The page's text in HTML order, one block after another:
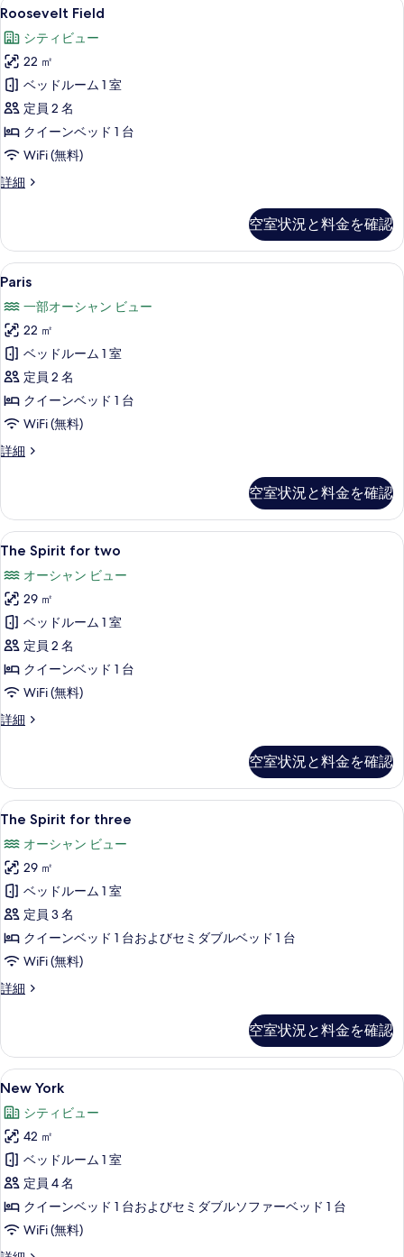
す
る
Field
の
す
べ
て
の
写
真
示
す
る
3
Roosevelt Field
シティビュー
22 ㎡
ベッドルーム 1 室
定員 2 名
クイーンベッド 1 台
WiFi (無料)
詳細
Roosevelt
細
空室状況と料金を確認
Paris
の
す
べ
て
の
写
真
を
示
す
る
Paris | セーフティボックス (室内)、
4
Paris
一部オーシャン ビュー
22 ㎡
ベッドルーム 1 室
定員 2 名
クイーンベッド 1 台
WiFi (無料)
詳細
Paris
空室状況と料金を確認
The
Spirit
for
two
の
す
べ
て
の
を
表
示
す
る
セーフティボックス (室内)、防音設
7
The Spirit for two
オーシャン ビュー
29 ㎡
ベッドルーム 1 室
定員 2 名
クイーンベッド 1 台
WiFi (無料)
詳細
The
の
詳
細
空室状況と料金を確認
The
Spirit
for
three
の
す
べ
て
の
を
表
示
す
る
セーフティボックス (室内)、防音設
3
The Spirit for three
オーシャン ビュー
29 ㎡
ベッドルーム 1 室
定員 3 名
クイーンベッド 1 台およびセミダブルベッド 1 台
WiFi (無料)
詳細
The
の
詳
細
空室状況と料金を確認
New
York
の
す
べ
て
の
写
New York | セーフティボックス (室
5
New York
シティビュー
42 ㎡
ベッドルーム 1 室
定員 4 名
クイーンベッド 1 台およびセミダブルソファーベッド 1 台
WiFi (無料)